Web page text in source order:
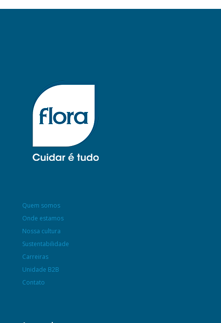
Quem somos
Onde estamos
Nossa cultura
Sustentabilidade
Carreiras
Unidade B2B
Contato